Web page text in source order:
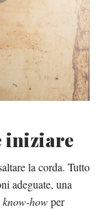
iniziare
la corda. Tutto
adeguate, una
know-howper